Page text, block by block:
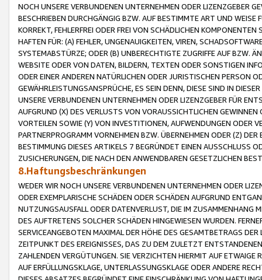
NOCH UNSERE VERBUNDENEN UNTERNEHMEN ODER LIZENZGEBER
BESCHRIEBEN DURCHGÄNGIG BZW. AUF BESTIMMTE ART UND
KORREKT, FEHLERFREI ODER FREI VON SCHÄDLICHEN
HAFTEN FÜR: (A) FEHLER, UNGENAUIGKEITEN, VIREN,
SYSTEMABSTÜRZE; ODER (B) UNBERECHTIGTE ZUGRIFFE AUF BZW.
WEBSITE ODER VON DATEN, BILDERN, TEXTEN ODER SONSTIGEN
ODER EINER ANDEREN NATÜRLICHEN ODER JURISTISCHEN PERSON
GEWÄHRLEISTUNGSANSPRÜCHE, ES SEIN DENN, DIESE SIND IN
UNSERE VERBUNDENEN UNTERNEHMEN ODER LIZENZGEBER FÜR
AUFGRUND (X) DES VERLUSTS VON VORAUSSICHTLICHEN
VORTEILEN SOWIE (Y) VON INVESTITIONEN, AUFWENDUNGEN ODER
PARTNERPROGRAMM VORNEHMEN BZW. ÜBERNEHMEN ODER (Z)
BESTIMMUNG DIESES ARTIKELS 7 BEGRÜNDET EINEN AUSSCHLUSS
ZUSICHERUNGEN, DIE NACH DEN ANWENDBAREN GESETZLICHEN
8.Haftungsbeschränkungen
WEDER WIR NOCH UNSERE VERBUNDENEN UNTERNEHMEN ODER
ODER EXEMPLARISCHE SCHÄDEN ODER SCHÄDEN AUFGRUND
NUTZUNGSAUSFALL ODER DATENVERLUST, DIE IM ZUSAMMENHANG
DES AUFTRETENS SOLCHER SCHÄDEN HINGEWIESEN WURDEN.
SERVICEANGEBOTEN MAXIMAL DER HÖHE DES GESAMTBETRAGS
ZEITPUNKT DES EREIGNISSES, DAS ZU DEM ZULETZT
ZAHLENDEN VERGÜTUNGEN. SIE VERZICHTEN HIERMIT AUF
AUF ERFÜLLUNGSKLAGE, UNTERLASSUNGSKLAGE ODER ANDERE